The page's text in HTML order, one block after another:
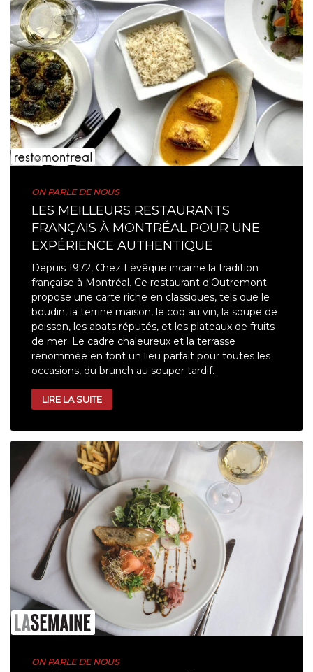
ON PARLE DE NOUS
LES MEILLEURS RESTAURANTS
FRANÇAIS À MONTRÉAL POUR UNE
EXPÉRIENCE AUTHENTIQUE
Depuis 1972, Chez Lévêque incarne la tradition
française à Montréal. Ce restaurant d'Outremont
propose une carte riche en classiques, tels que le
boudin, la terrine maison, le coq au vin, la soupe de
poisson, les abats réputés, et les plateaux de fruits
de mer. Le cadre chaleureux et la terrasse
renommée en font un lieu parfait pour toutes les
occasions, du brunch au souper tardif.
LIRE LA SUITE
ON PARLE DE NOUS